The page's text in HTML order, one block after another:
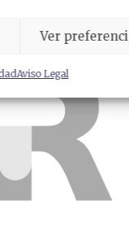
Ver
Aviso Legal